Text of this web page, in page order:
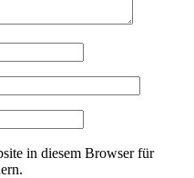
in diesem Browser für